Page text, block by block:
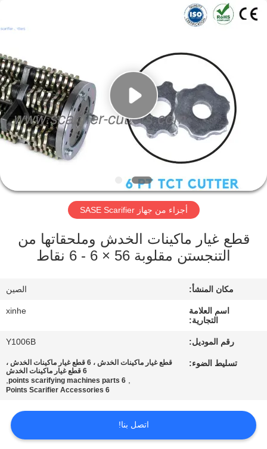
المنزل
المنتجات
فيديوهات
حولنا
في
المصنع
مراقبة
الجودة
اتصل
أخبار
Industry
Co.,
Ltd..
أجزاء من جهاز SASE Scarifier
قطع غيار ماكينات الخدش وملحقاتها من
التنجستن مقلوبة 56 × 6 - 6 نقاط
مكان المنشأ: الصين
اسم العلامة
التجارية:
xinhe
رقم الموديل: Y1006B
تسليط الضوء:
قطع غيار ماكينات الخدش ، 6 قطع غيار ماكينات الخدش ،
6 قطع غيار ماكينات الخدش
,
6 points scarifying machines parts
,
6 Points Scarifier Accessories
اتصل بنا!